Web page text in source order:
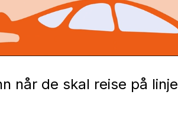
når de skal reise på